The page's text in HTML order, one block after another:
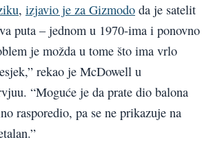
, izjavio je za Gizmodo da je satelit
puta – jednom u 1970-ima i ponovno
je možda u tome što ima vrlo
rekao je McDowell u
“Moguće je da prate dio balona
rasporedio, pa se ne prikazuje na